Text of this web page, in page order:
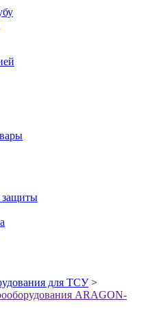
защиты
для ТСУ>
ARAGON-